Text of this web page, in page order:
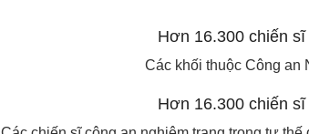
Các khối thuộc Công an